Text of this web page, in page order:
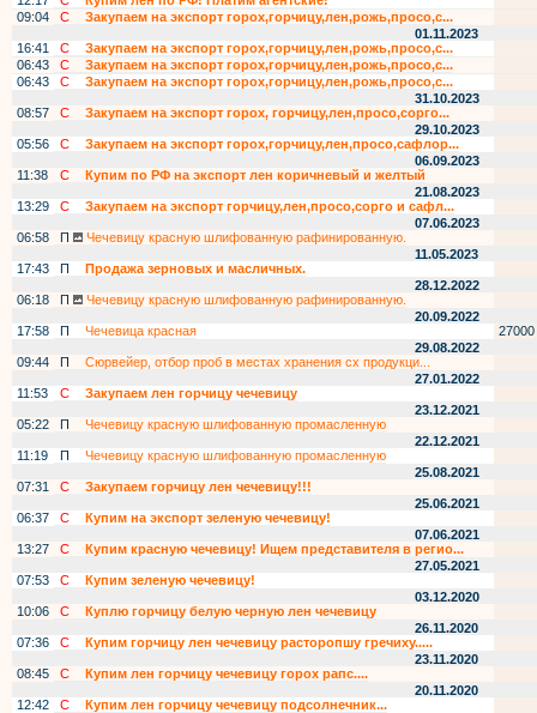
09:04
С
Закупаем на экспорт горох,горчицу,лен,рожь,просо,с...
01.11.2023
16:41
С
Закупаем на экспорт горох,горчицу,лен,рожь,просо,с...
06:43
С
Закупаем на экспорт горох,горчицу,лен,рожь,просо,с...
06:43
С
Закупаем на экспорт горох,горчицу,лен,рожь,просо,с...
31.10.2023
08:57
С
Закупаем на экспорт горох, горчицу,лен,просо,сорго...
29.10.2023
05:56
С
Закупаем на экспорт горох,горчицу,лен,просо,сафлор...
06.09.2023
11:38
С
Купим по РФ на экспорт лен коричневый и желтый
21.08.2023
13:29
С
Закупаем на экспорт горчицу,лен,просо,сорго и сафл...
07.06.2023
06:58
П
Чечевицу красную шлифованную рафинированную.
11.05.2023
17:43
П
Продажа зерновых и масличных.
28.12.2022
06:18
П
Чечевицу красную шлифованную рафинированную.
20.09.2022
17:58
П Чечевица красная
27000
29.08.2022
09:44
П
Сюрвейер, отбор проб в местах хранения сх продукци...
27.01.2022
11:53
С
Закупаем лен горчицу чечевицу
23.12.2021
05:22
П
Чечевицу красную шлифованную промасленную
22.12.2021
11:19
П
Чечевицу красную шлифованную промасленную
25.08.2021
07:31
С
Закупаем горчицу лен чечевицу!!!
25.06.2021
06:37
С
Купим на экспорт зеленую чечевицу!
07.06.2021
13:27
С
Купим красную чечевицу! Ищем представителя в регио...
27.05.2021
07:53
С
Купим зеленую чечевицу!
03.12.2020
10:06
С
Куплю горчицу белую черную лен чечевицу
26.11.2020
07:36
С
Купим горчицу лен чечевицу расторопшу гречиху.....
23.11.2020
08:45
С
Купим лен горчицу чечевицу горох рапс....
20.11.2020
12:42
С
Купим лен горчицу чечевицу подсолнечник...